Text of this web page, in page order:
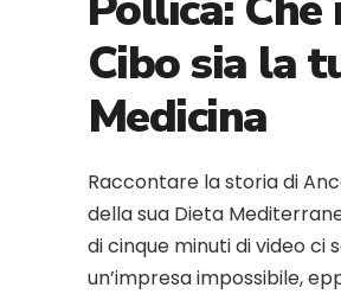
Cibo sia la
Medicina
Raccontare la storia di
della sua Dieta
di cinque minuti di video ci
un’impresa impossibile,